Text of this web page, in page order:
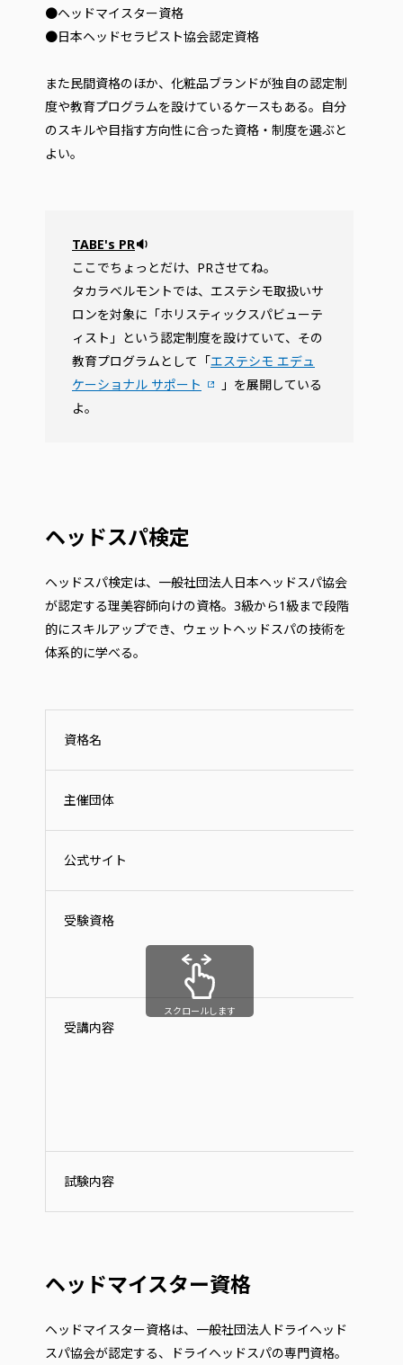
●ヘッドマイスター資格
●日本ヘッドセラピスト協会認定資格
また民間資格のほか、化粧品ブランドが独自の認定制
度や教育プログラムを設けているケースもある。自分
のスキルや目指す方向性に合った資格・制度を選ぶと
よい。
TABE's PR🔉
ここでちょっとだけ、PRさせてね。
タカラベルモントでは、エステシモ取扱いサ
ロンを対象に「ホリスティックスパビューテ
ィスト」という認定制度を設けていて、その
教育プログラムとして「エステシモ エデュ
ケーショナル サポート
」を展開している
よ。
ヘッドスパ検定
ヘッドスパ検定は、一般社団法人日本ヘッドスパ協会
が認定する理美容師向けの資格。3級から1級まで段階
的にスキルアップでき、ウェットヘッドスパの技術を
体系的に学べる。
資格名
主催団体
公式サイト
受験資格
受講内容
試験内容
スクロールします
ヘッドマイスター資格
ヘッドマイスター資格は、一般社団法人ドライヘッド
スパ協会が認定する、ドライヘッドスパの専門資格。